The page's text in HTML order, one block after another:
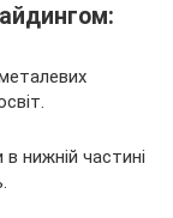
нижній частині